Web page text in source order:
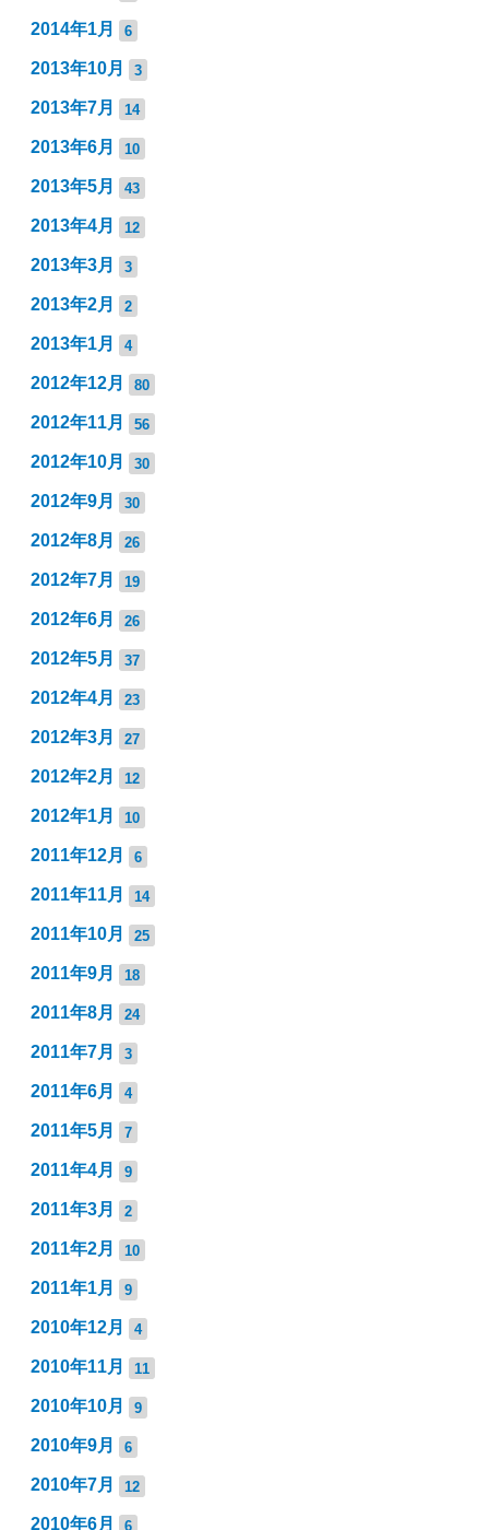
2014年1月 6
2013年10月 3
2013年7月 14
2013年6月 10
2013年5月 43
2013年4月 12
2013年3月 3
2013年2月 2
2013年1月 4
2012年12月 80
2012年11月 56
2012年10月 30
2012年9月 30
2012年8月 26
2012年7月 19
2012年6月 26
2012年5月 37
2012年4月 23
2012年3月 27
2012年2月 12
2012年1月 10
2011年12月 6
2011年11月 14
2011年10月 25
2011年9月 18
2011年8月 24
2011年7月 3
2011年6月 4
2011年5月 7
2011年4月 9
2011年3月 2
2011年2月 10
2011年1月 9
2010年12月 4
2010年11月 11
2010年10月 9
2010年9月 6
2010年7月 12
2010年6月 6